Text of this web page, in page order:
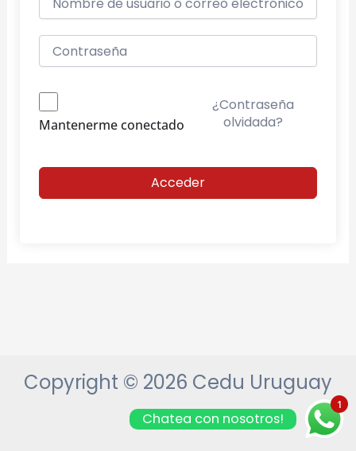
Mantenerme conectado
¿Contraseña
olvidada?
Acceder
Copyright © 2026 Cedu Uruguay
1
Chatea con nosotros!